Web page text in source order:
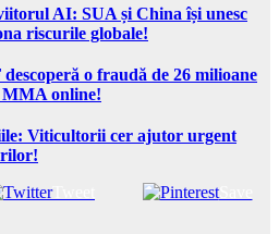
AI: SUA și China își unesc
riscurile globale!
o fraudă de 26 milioane
MMA online!
Viticultorii cer ajutor urgent
Tweet Save